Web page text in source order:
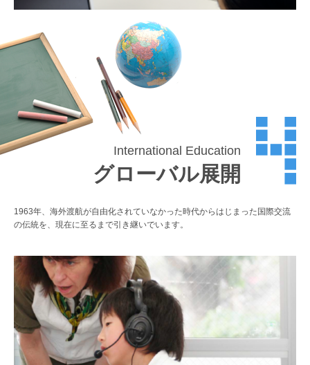
International Education
グローバル展開
1963年、海外渡航が自由化されていなかった時代からはじまった国際交流
の伝統を、現在に至るまで引き継いでいます。